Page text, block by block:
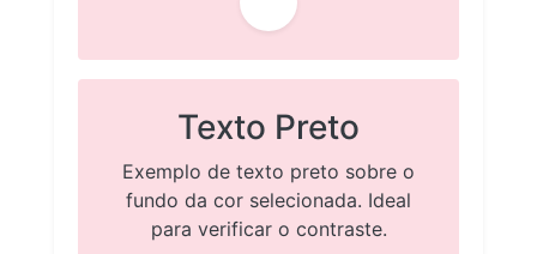
Texto Preto
Exemplo de texto preto sobre o
fundo da cor selecionada. Ideal
para verificar o contraste.